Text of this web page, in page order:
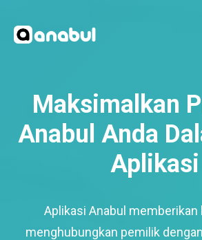
Maksimalkan
Anabul Anda
Aplikasi
Aplikasi Anabul memberikan
menghubungkan pemilik